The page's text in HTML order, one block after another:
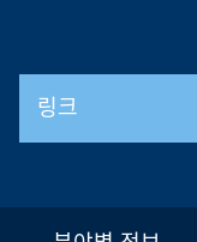
링크